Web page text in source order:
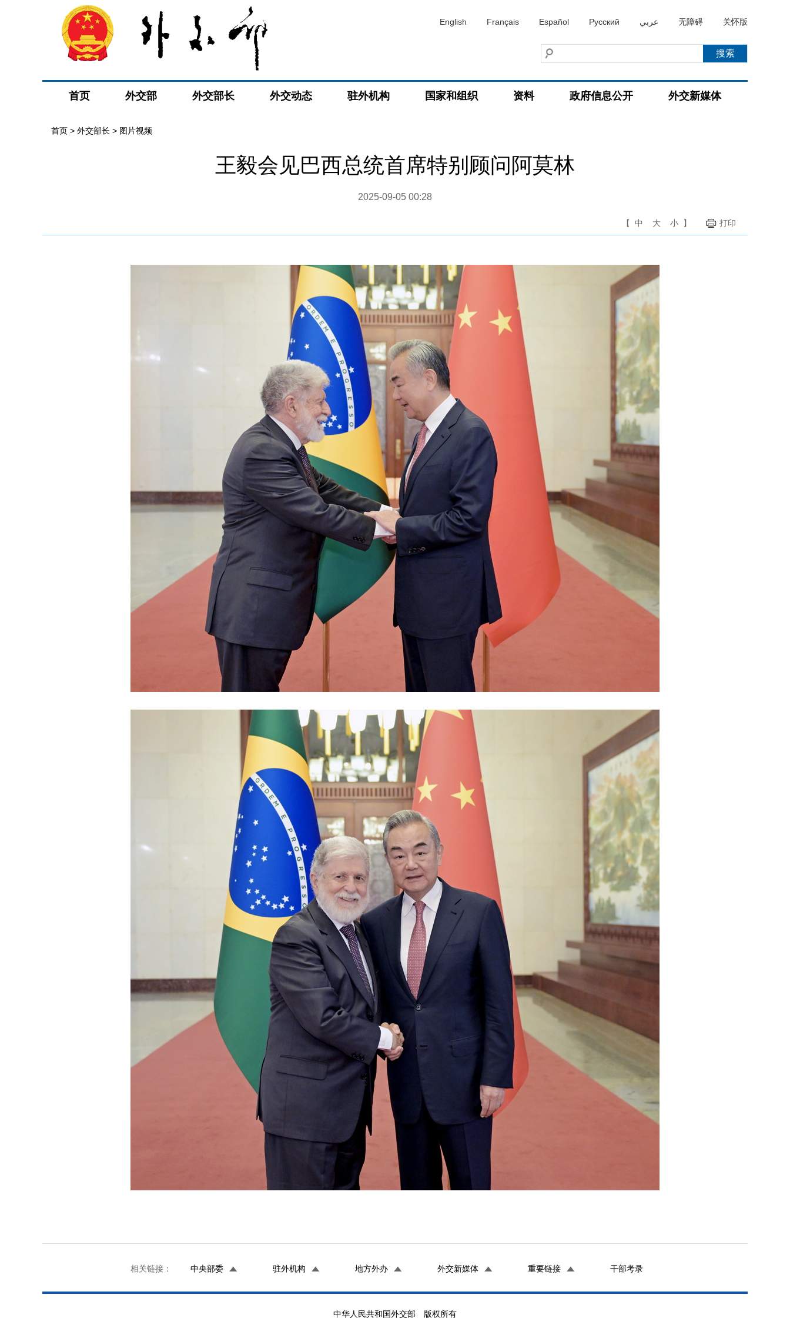
English Français Español Русский عربي 无障碍 关怀版
首页 外交部 外交部长 外交动态 驻外机构 国家和组织 资料 政府信息公开 外交新媒体
首页 > 外交部长 > 图片视频
王毅会见巴西总统首席特别顾问阿莫林
2025-09-05 00:28
【 中 大 小 】 打印
相关链接： 中央部委 驻外机构 地方外办 外交新媒体 重要链接 干部考录
中华人民共和国外交部 版权所有